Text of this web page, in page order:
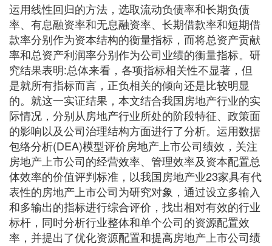
运用线性回归的方法，选取流动负债率和长期负债
率、有息融资率和无息融资率、长期借款率和短期借
款率分别作为资本结构的衡量指标，而将总资产贡献
率和总资产利润率分别作为公司业绩的衡量指标。研
究结果表明:总体来看，各项指标相关性不显著，但
是就所有指标而言，正负相关的倾向还是比较明显
的。就这一实证结果，本文结合我国房地产行业的实
际情况，分别从房地产行业所处的阶段特征、政策面
的影响以及公司治理结构方面进行了分析。运用数据
包络分析(DEA)模型评价房地产上市公司绩效，关注
房地产上市公司的经营效率、管理效率及资本配置总
体效率的价值评判标准，以我国房地产业23家具有代
表性的房地产上市公司为研究对象，通过设立多输入
和多输出的指标进行综合评价，找出相对有效的行业
标杆，同时分析行业整体和单个公司的资源配置效
率，并提出了优化资源配置和提高房地产上市公司绩